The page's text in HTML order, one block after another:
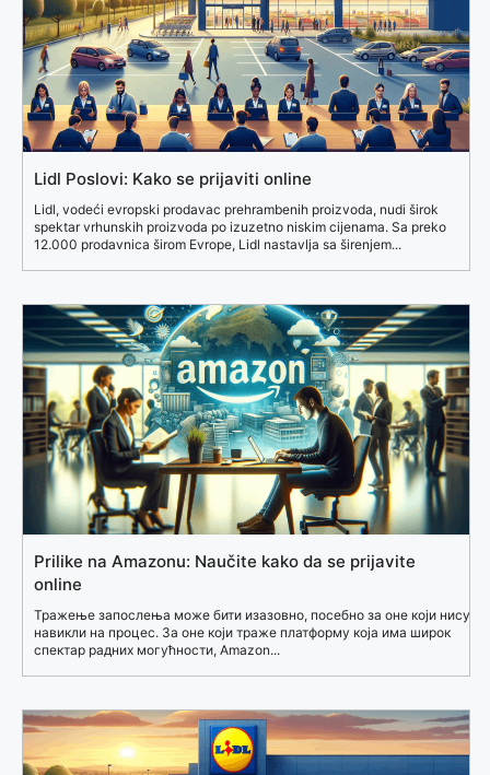
Lidl Poslovi: Kako se prijaviti online
Lidl, vodeći evropski prodavac prehrambenih proizvoda, nudi širok
spektar vrhunskih proizvoda po izuzetno niskim cijenama. Sa preko
12.000 prodavnica širom Evrope, Lidl nastavlja sa širenjem...
Prilike na Amazonu: Naučite kako da se prijavite
online
Тражење запослења може бити изазовно, посебно за оне који нису
навикли на процес. За оне који траже платформу која има широк
спектар радних могућности, Amazon...